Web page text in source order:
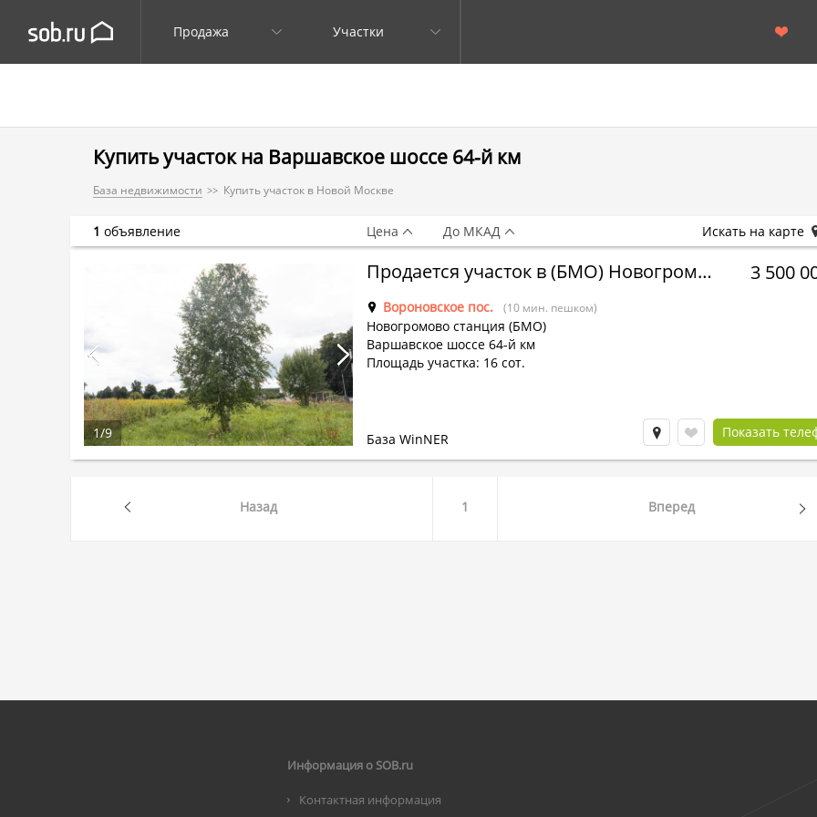
Продажа Участки
Купить участок на Варшавское шоссе 64-й км
База недвижимости Купить участок в Новой Москве
Продается участок в (БМО) Новогромово станция
Вороновское пос. (10 мин. пешком)
Новогромово станция (БМО)
Варшавское шоссе 64-й км
Площадь участка: 16 сот.
3 500
База WinNER Показать
1/9
1 объявление Цена До МКАД Искать на карте
Назад 1 Вперед
Информация о SOB.ru
Контактная информация